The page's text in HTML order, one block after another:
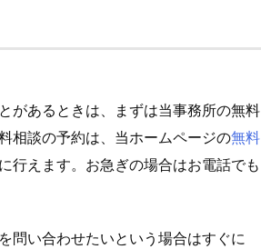
があるときは、まずは当事務所の無料
相談の予約は、当ホームページの無料
行えます。お急ぎの場合はお電話でも
問い合わせたいという場合はすぐに